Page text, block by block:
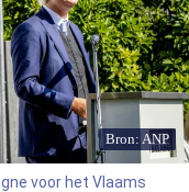
Bron: ANP
voor het Vlaams